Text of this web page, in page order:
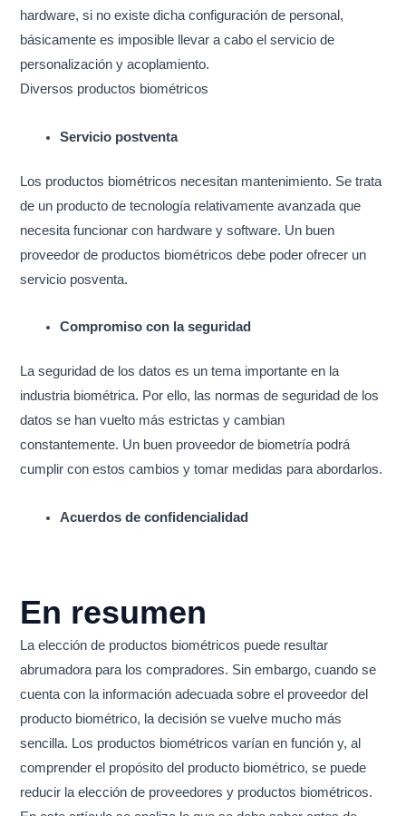
hardware, si no existe dicha configuración de personal,
básicamente es imposible llevar a cabo el servicio de
personalización y acoplamiento.
Diversos productos biométricos
Servicio postventa
Los productos biométricos necesitan mantenimiento. Se trata
de un producto de tecnología relativamente avanzada que
necesita funcionar con hardware y software. Un buen
proveedor de productos biométricos debe poder ofrecer un
servicio posventa.
Compromiso con la seguridad
La seguridad de los datos es un tema importante en la
industria biométrica. Por ello, las normas de seguridad de los
datos se han vuelto más estrictas y cambian
constantemente. Un buen proveedor de biometría podrá
cumplir con estos cambios y tomar medidas para abordarlos.
Acuerdos de confidencialidad
En resumen
La elección de productos biométricos puede resultar
abrumadora para los compradores. Sin embargo, cuando se
cuenta con la información adecuada sobre el proveedor del
producto biométrico, la decisión se vuelve mucho más
sencilla. Los productos biométricos varían en función y, al
comprender el propósito del producto biométrico, se puede
reducir la elección de proveedores y productos biométricos.